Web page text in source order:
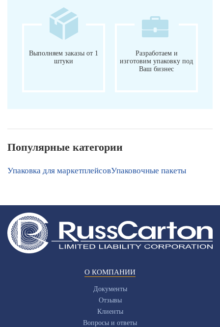
Выполняем заказы от 1
штуки
Разработаем и
изготовим упаковку под
Ваш бизнес
Популярные категории
Упаковка для маркетплейсовУпаковочные пакеты
О КОМПАНИИ
Документы
Отзывы
Клиенты
Вопросы и ответы